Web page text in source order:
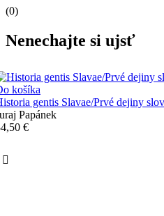
(0)
Nenechajte si ujsť
košíka
gentis Slavae/Prvé dejiny
Papánek
€